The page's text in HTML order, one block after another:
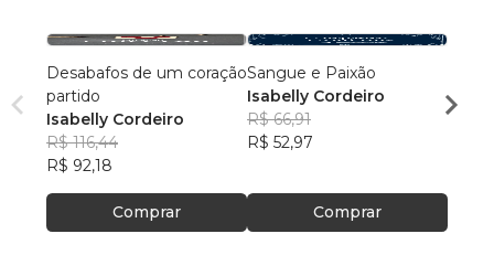
Desabafos de um coração
partido
Isabelly Cordeiro
R$ 116,44
R$ 92,18
Comprar
Sangue e Paixão
Isabelly Cordeiro
R$ 66,91
R$ 52,97
Comprar
R$